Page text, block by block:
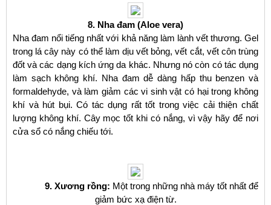
8. Nha đam (Aloe vera)
Nha đam nổi tiếng nhất với khả năng làm lành vết thương. Gel
trong lá cây này có thể làm dịu vết bỏng, vết cắt, vết côn trùng
đốt và các dạng kích ứng da khác. Nhưng nó còn có tác dụng
làm sạch không khí. Nha đam dễ dàng hấp thu benzen và
formaldehyde, và làm giảm các vi sinh vật có hại trong không
khí và hút bụi. Có tác dụng rất tốt trong việc cải thiện chất
lượng không khí. Cây mọc tốt khi có nắng, vì vậy hãy để nơi
cửa sổ có nắng chiếu tới.
9. Xương rồng: Một trong những nhà máy tốt nhất để
giảm bức xạ điện từ.